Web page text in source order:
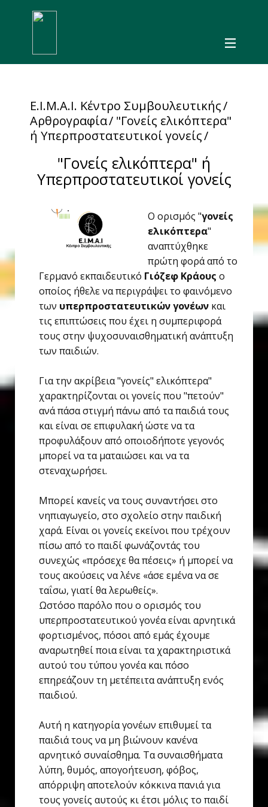
Ε.Ι.Μ.Α.Ι. Κέντρο Συμβουλευτικής/
Αρθρογραφία/ "Γονείς ελικόπτερα"
ή Υπερπροστατευτικοί γονείς/
"Γονείς ελικόπτερα" ή
Υπερπροστατευτικοί γονείς
Ο ορισμός "γονείς
ελικόπτερα"
αναπτύχθηκε
πρώτη φορά από το
Γερμανό εκπαιδευτικό Γιόζεφ Κράους ο
οποίος ήθελε να περιγράψει το φαινόμενο
των υπερπροστατευτικών γονέων και
τις επιπτώσεις που έχει η συμπεριφορά
τους στην ψυχοσυναισθηματική ανάπτυξη
των παιδιών.
Για την ακρίβεια "γονείς" ελικόπτερα"
χαρακτηρίζονται οι γονείς που "πετούν"
ανά πάσα στιγμή πάνω από τα παιδιά τους
και είναι σε επιφυλακή ώστε να τα
προφυλάξουν από οποιοδήποτε γεγονός
μπορεί να τα ματαιώσει και να τα
στεναχωρήσει.
Μπορεί κανείς να τους συναντήσει στο
νηπιαγωγείο, στο σχολείο στην παιδική
χαρά. Είναι οι γονείς εκείνοι που τρέχουν
πίσω από το παιδί φωνάζοντάς του
συνεχώς «πρόσεχε θα πέσεις» ή μπορεί να
τους ακούσεις να λένε «άσε εμένα να σε
ταΐσω, γιατί θα λερωθείς».
Ωστόσο παρόλο που ο ορισμός του
υπερπροστατευτικού γονέα είναι αρνητικά
φορτισμένος, πόσοι από εμάς έχουμε
αναρωτηθεί ποια είναι τα χαρακτηριστικά
αυτού του τύπου γονέα και πόσο
επηρεάζουν τη μετέπειτα ανάπτυξη ενός
παιδιού.
Αυτή η κατηγορία γονέων επιθυμεί τα
παιδιά τους να μη βιώνουν κανένα
αρνητικό συναίσθημα. Τα συναισθήματα
λύπη, θυμός, απογοήτευση, φόβος,
απόρριψη αποτελούν κόκκινα πανιά για
τους γονείς αυτούς κι έτσι μόλις το παιδί